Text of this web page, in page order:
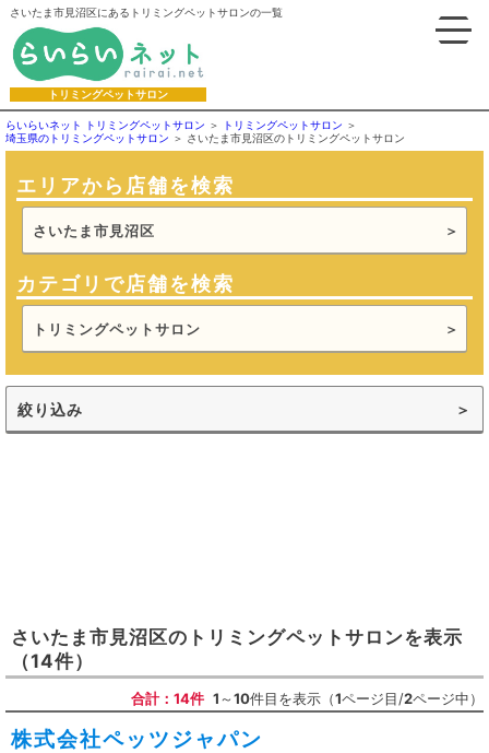
さいたま市見沼区にあるトリミングペットサロンの一覧
トリミングペットサロン
らいらいネット トリミングペットサロン
トリミングペットサロン
埼玉県のトリミングペットサロン
さいたま市見沼区のトリミングペットサロン
エリアから店舗を検索
さいたま市見沼区
カテゴリで店舗を検索
トリミングペットサロン
絞り込み
さいたま市見沼区の トリミングペットサロンを表示
（14件）
合計：14件 1～10件目を表示（1ページ目/2ページ中）
株式会社ペッツジャパン